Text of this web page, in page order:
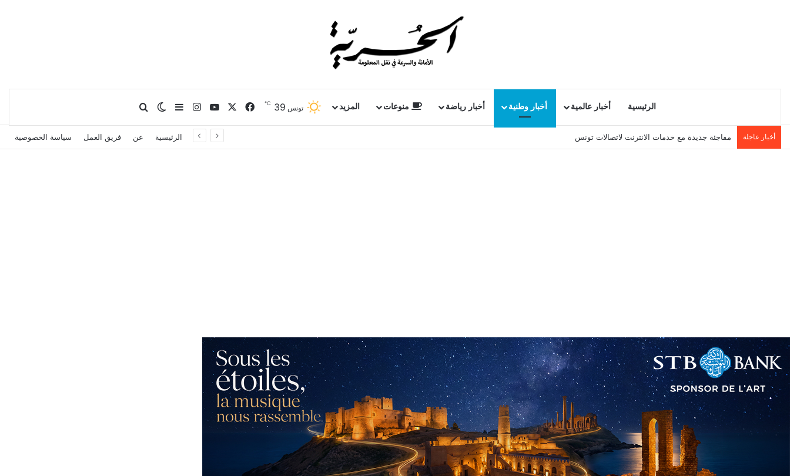
الرئيسية أخبار عالمية أخبار وطنية أخبار رياضة منوعات المزيد تونس 39
℃ فيسبوك يوتيوبانستقرامإضافة عمود جانبي
الوضع المظلم
بحث عن
أخبار عاجلة مفاجئة جديدة مع خدمات الانترنت لاتصالات تونس الرئيسية عن فريق العمل سياسة الخصوصية